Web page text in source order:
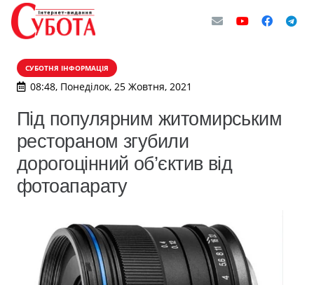
СУБОТНЯ ІНФОРМАЦІЯ
08:48, Понеділок, 25 Жовтня, 2021
Під популярним житомирським
рестораном згубили
дорогоцінний об’єктив від
фотоапарату